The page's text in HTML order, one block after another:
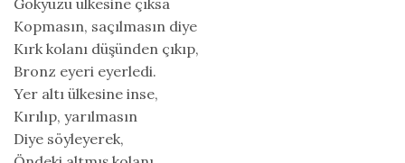
Gökyüzü ülkesine çıksa
Kopmasın, saçılmasın diye
Kırk kolanı düşünden çıkıp,
Bronz eyeri eyerledi.
Yer altı ülkesine inse,
Kırılıp, yarılmasın
Diye söyleyerek,